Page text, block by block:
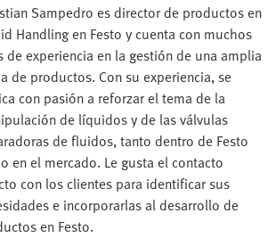
Sampedro es director de productos en
Handling en Festo y cuenta con muchos
de experiencia en la gestión de una amplia
de productos. Con su experiencia, se
con pasión a reforzar el tema de la
de líquidos y de las válvulas
de fluidos, tanto dentro de Festo
en el mercado. Le gusta el contacto
con los clientes para identificar sus
e incorporarlas al desarrollo de
en Festo.